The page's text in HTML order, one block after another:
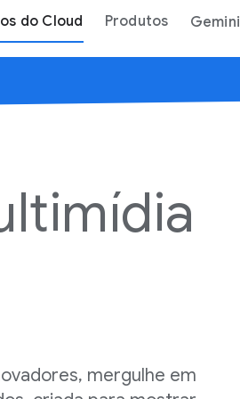
do Cloud Produtos Gemini
mergulhe em